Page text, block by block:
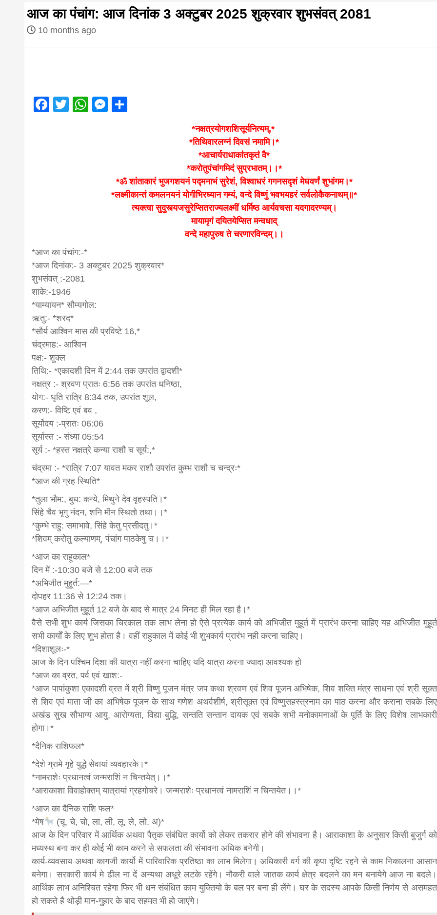
first hindi
magazine of
news in hindi
Nepal,madhesh
news,financial
news,loan,bank
news, madhesh
khabar
आज का पंचांग: आज दिनांक 3 अक्टुबर 2025 शुक्रवार शुभसंवत् 2081
10 months ago
Facebook
TwitterWhatsApp
Messenger
*नक्षत्रयोगशशिसूर्यनित्यम्,*
*तिथिवारलग्नं दिवसं नमामि।*
*आचार्यराधाकांतकृतं वै*
*करोतुपंचांगमिदं सुप्रभातम्।।*
*ॐ शांताकारं भुजगशयनं पद्मनाभं सुरेशं, विश्वाधरं गगनसदृशं मेघवर्णं शुभांगम।*
*लक्ष्मीकान्तं कमलनयनं योगीभिरध्यान गम्यं, वन्दे विष्णुं भवभयहरं सर्वलोकैकनाथम्॥*
त्यक्त्वा सुदुस्त्यजसुरेप्सितराज्यलक्ष्मीं धर्मिष्ठ आर्यवचसा यदगादरण्यम्।
मायामृगं दयितयेप्सित मन्वधाद्
वन्दे महापुरुष ते चरणारविन्दम्।।
*आज का पंचांग:-*
*आज दिनांक:- 3 अक्टुबर 2025 शुक्रवार*
शुभसंवत् :-2081
शाके:-1946
*याम्यायन* सौम्यगोल:
ऋतु:- *शरद*
*सौर्य आश्विन मास की प्रविष्टे 16,*
चंद्रमाह:- आश्विन
पक्ष:- शुक्ल
तिथि:- *एकादशी दिन में 2:44 तक उपरांत द्वादशी*
नक्षत्र :- श्रवण प्रातः 6:56 तक उपरांत धनिष्ठा,
योग:- धृति रात्रि 8:34 तक, उपरांत शूल,
करण:- विष्टि एवं बव ,
सूर्योदय :-प्रातः 06:06
सूर्यास्त :- संध्या 05:54
सूर्य :- *हस्त नक्षत्रे कन्या राशौ च सूर्य:,*
चंद्रमा :- *रात्रि 7:07 यावत मकर राशौ उपरांत कुम्भ राशौ च चन्द्रः*
*आज की ग्रह स्थिति*
*तुला भौम:, बुध: कन्ये, मिथुने देव वृहस्पति।*
सिंहे चैव भृगु नंदन, शनि मीन स्थितो तथा।।*
*कुम्भे राहु: समाभावे, सिंहे केतु प्रसीदतु।*
*शिवम् करोतु कल्याणम्, पंचांग पाठकेषु च।।*
*आज का राहूकाल*
दिन में :-10:30 बजे से 12:00 बजे तक
*अभिजीत मुहूर्त:—*
दोपहर 11:36 से 12:24 तक।
*आज अभिजीत मुहूर्त 12 बजे के बाद से मात्र 24 मिनट ही मिल रहा है।*
वैसे सभी शुभ कार्य जिसका चिरकाल तक लाभ लेना हो ऐसे प्रत्येक कार्य को अभिजीत मुहूर्त में प्रारंभ करना चाहिए यह अभिजीत मुहूर्त
सभी कार्यों के लिए शुभ होता है। वहीं राहुकाल में कोई भी शुभकार्य प्रारंभ नही करना चाहिए।
*दिशाशूलः-*
आज के दिन पश्चिम दिशा की यात्रा नहीं करना चाहिए यदि यात्रा करना ज्यादा आवश्यक हो
*आज का व्रत, पर्व एवं खाश:-
*आज पापांकुशा एकादशी व्रत में श्री विष्णु पूजन मंत्र जप कथा श्रवण एवं शिव पूजन अभिषेक, शिव शक्ति मंत्र साधना एवं श्री सूक्त
से शिव एवं माता जी का अभिषेक पूजन के साथ गणेश अथर्वशीर्ष, श्रीसूक्त एवं विष्णुसहस्त्रनाम का पाठ करना और कराना सबके लिए
अखंड सुख सौभाग्य आयु, आरोग्यता, विद्या बुद्धि, सन्तति सन्तान दायक एवं सबके सभी मनोकामनाओं के पूर्ति के लिए विशेष लाभकारी
होगा।*
*दैनिक राशिफल*
*देशे ग्रामे गृहे युद्धे सेवायां व्यवहारके।*
*नामराशेः प्रधानत्वं जन्मराशिं न चिन्तयेत्।।*
*आराकाशा विवाहोक्तम् यात्रायां ग्रहगोचरे। जन्मराशेः प्रधानत्वं नामराशिं न चिन्तयेत।।*
*आज का दैनिक राशि फल*
*मेष
(चू, चे, चो, ला, ली, लू, ले, लो, अ)*
आज के दिन परिवार में आर्थिक अथवा पैतृक संबंधित कार्यो को लेकर तकरार होने की संभावना है। आराकाशा के अनुसार किसी बुजुर्ग को
मध्यस्थ बना कर ही कोई भी काम करने से सफलता की संभावना अधिक बनेगी।
कार्य-व्यवसाय अथवा कागजी कार्यो में पारिवारिक प्रतिष्ठा का लाभ मिलेगा। अधिकारी वर्ग की कृपा दृष्टि रहने से काम निकालना आसान
बनेगा। सरकारी कार्य मे ढील ना दें अन्यथा अधूरे लटके रहेंगे। नौकरी वाले जातक कार्य क्षेत्र बदलने का मन बनायेगे आज ना बदले।
आर्थिक लाभ अनिश्चित रहेगा फिर भी धन संबंधित काम युक्तियो के बल पर बना ही लेंगे। घर के सदस्य आपके किसी निर्णय से असमहत
हो सकते है थोड़ी मान-गुहार के बाद सहमत भी हो जाएंगे।
आज का पंचांग: आज दिनांक 4 अगस्त 2026 मंगलवार शुभसंवत् 2083
सीताराम विवाह पंचमी महोत्सव के तीसरे दिन धनुष
यज्ञ का हुआ आयोजन (फोटो सहित)